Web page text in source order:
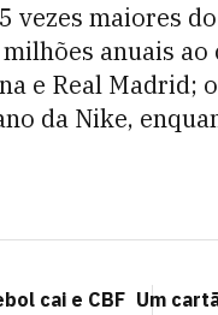
vezes maiores
anuais
e Real Madrid;
da Nike,
cai e CBF Um